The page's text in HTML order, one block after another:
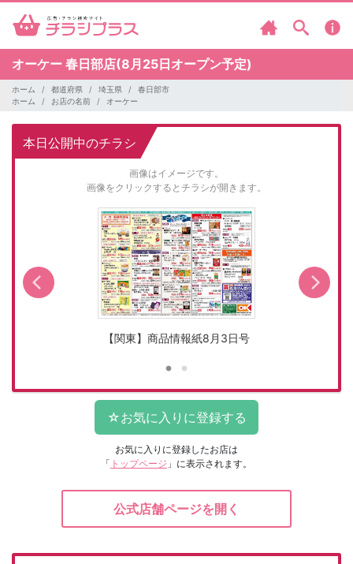
オーケー 春日部店(8月25日オープン予定)
ホーム 都道府県 埼玉県
春日部市
ホーム
お店の名前 オーケー
本日公開中のチラシ
画像はイメージです。
画像をクリックするとチラシが開きます。
【関東】商品情報紙8月3日号
お気に入りに登録したお店は
「 トップページ 」に表示されます。
公式店舗ページを開く